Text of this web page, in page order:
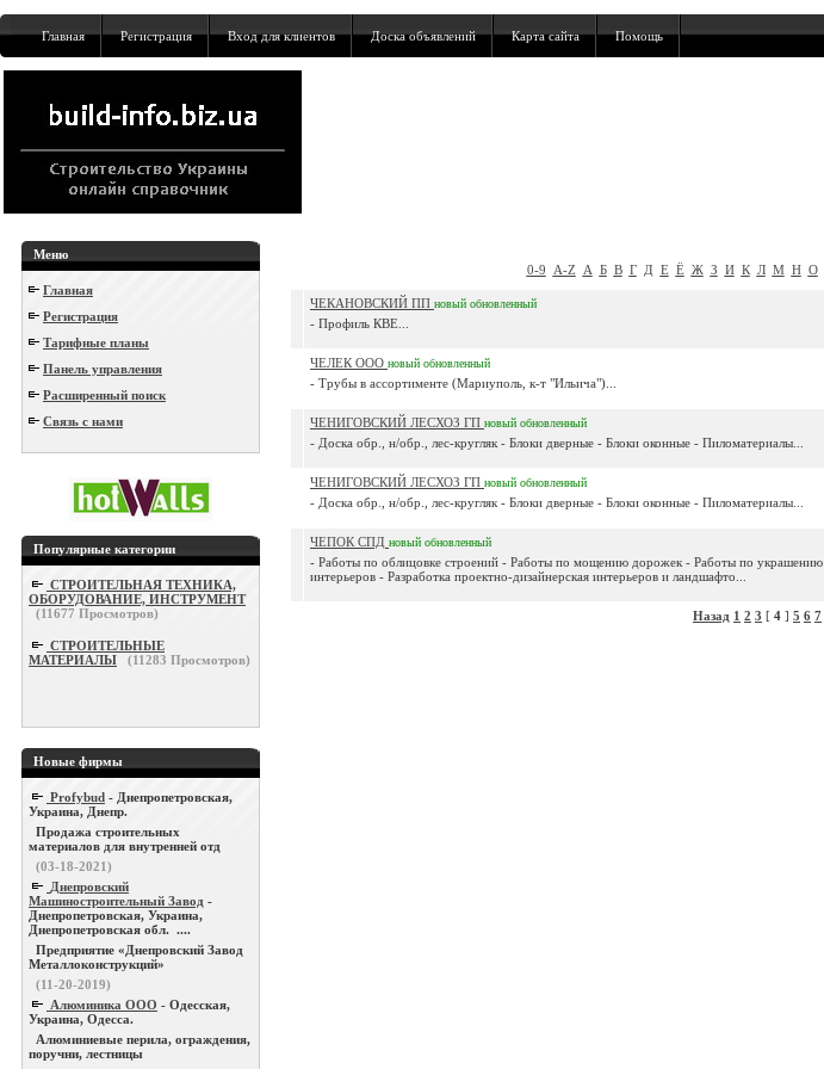
Главная Регистрация Вход для клиентов Доска объявлений Карта сайта Помощь
Меню
Главная
Регистрация
Тарифные планы
Панель управления
Расширенный поиск
Связь с нами
Популярные категории
СТРОИТЕЛЬНАЯ ТЕХНИКА,
ОБОРУДОВАНИЕ, ИНСТРУМЕНТ
(11677 Просмотров)
СТРОИТЕЛЬНЫЕ
МАТЕРИАЛЫ
(11283 Просмотров)
Новые фирмы
Profybud - Днепропетровская,
Украина, Днепр.
Продажа строительных
материалов для внутренней отд
(03-18-2021)
Днепровский
Машиностроительный Завод -
Днепропетровская, Украина,
Днепропетровская обл. ....
Предприятие «Днепровский Завод
Металлоконструкций»
(11-20-2019)
Алюминика ООО - Одесская,
Украина, Одесса.
Алюминиевые перила, ограждения,
поручни, лестницы
0-9 A-Z А Б В Г Д Е Ё Ж З И К Л М Н О
ЧЕКАНОВСКИЙ ПП новый обновленный
- Профиль КВЕ...
ЧЕЛЕК ООО новый обновленный
- Трубы в ассортименте (Мариуполь, к-т "Ильича")...
ЧЕНИГОВСКИЙ ЛЕСХОЗ ГП новый обновленный
- Доска обр., н/обр., лес-кругляк - Блоки дверные - Блоки оконные - Пиломатериалы...
ЧЕНИГОВСКИЙ ЛЕСХОЗ ГП новый обновленный
- Доска обр., н/обр., лес-кругляк - Блоки дверные - Блоки оконные - Пиломатериалы...
ЧЕПОК СПД новый обновленный
- Работы по облицовке строений - Работы по мощению дорожек - Работы по украшению
интерьеров - Разработка проектно-дизайнерская интерьеров и ландшафто...
Назад 1 2 3 [ 4 ] 5 6 7